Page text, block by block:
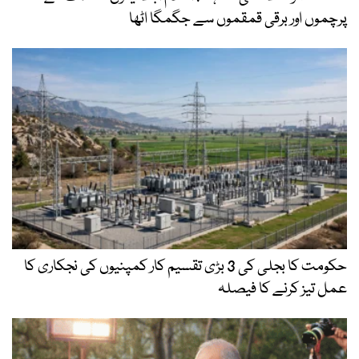
پرچموں اور برقی قمقموں سے جگمگا اٹھا
حکومت کا بجلی کی 3 بڑی تقسیم کار کمپنیوں کی نجکاری کا
عمل تیز کرنے کا فیصلہ